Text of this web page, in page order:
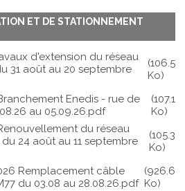
ET DE STATIONNEMENT
d'extension du réseau
31 août au 20 septembre
(106.5
Ko)
Enedis - rue de
au 05.09.26.pdf
(107.1
Ko)
du réseau
24 août au 11 septembre
(105.3
Ko)
Remplacement câble
du 03.08 au 28.08.26.pdf
(926.6
Ko)